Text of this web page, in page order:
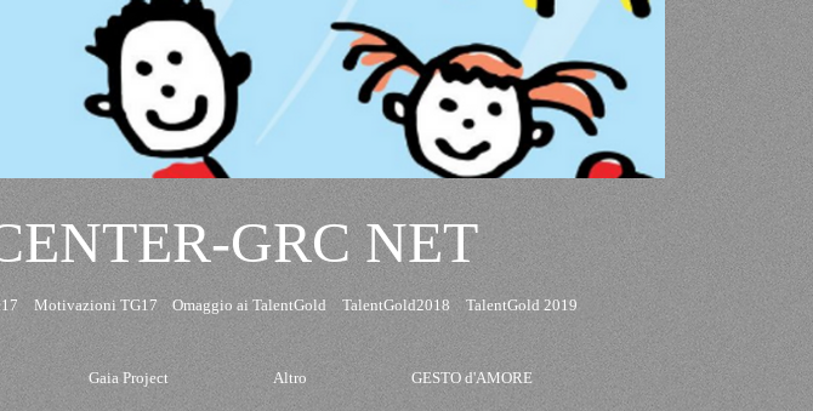
GRC NET
Motivazioni TG17 Omaggio ai TalentGold TalentGold2018 TalentGold 2019
Gaia Project Altro GESTO d'AMORE